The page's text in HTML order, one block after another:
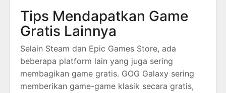
Tips Mendapatkan Game
Gratis Lainnya
Selain Steam dan Epic Games Store, ada
beberapa platform lain yang juga sering
membagikan game gratis. GOG Galaxy sering
memberikan game-game klasik secara gratis,